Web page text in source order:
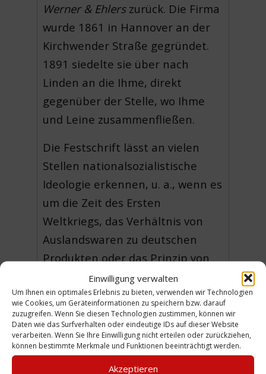
Einwilligung verwalten
Um Ihnen ein optimales Erlebnis zu bieten, verwenden wir Technologien
wie Cookies, um Geräteinformationen zu speichern bzw. darauf
zuzugreifen. Wenn Sie diesen Technologien zustimmen, können wir
Daten wie das Surfverhalten oder eindeutige IDs auf dieser Website
verarbeiten. Wenn Sie Ihre Einwilligung nicht erteilen oder zurückziehen,
können bestimmte Merkmale und Funktionen beeinträchtigt werden.
Akzeptieren
Werner & Ehlerszurück. Die Firma
wurde 1861 in Hannover an der
Kirchwender Straße gegründet.
1891 siedelte sie über nach
Linden an die Ihme, direkt
gegenüber der Stelle, wo Ihme
und Leine zusammenfließen.
Die Festschrift lässt an vielen
Stellen nationalsozialistische
Ideologie erkennen, u. a., wenn es
um die Zeit des Ersten
Weltkriegs, das Verhältnis von
Auslandswaren zu deutschen
Produkten oder das Prinzip von
Führung und Gefolgschaft im
Betrieb geht.
(JD)
siehe auch Festschrift
Unternehmer in vier Generationen